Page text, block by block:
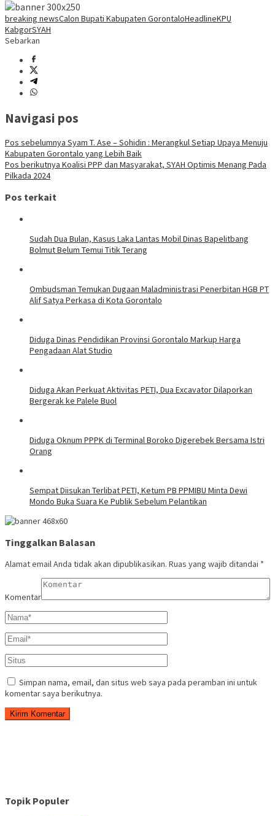
breaking newsCalon Bupati Kabupaten GorontaloHeadlineKPU
KabgorSYAH
Sebarkan
Navigasi pos
Pos sebelumnya Syam T. Ase – Sohidin : Merangkul Setiap Upaya Menuju
Kabupaten Gorontalo yang Lebih Baik
Pos berikutnya Koalisi PPP dan Masyarakat, SYAH Optimis Menang Pada
Pilkada 2024
Pos terkait
Sudah Dua Bulan, Kasus Laka Lantas Mobil Dinas Bapelitbang
Bolmut Belum Temui Titik Terang
Ombudsman Temukan Dugaan Maladministrasi Penerbitan HGB PT
Alif Satya Perkasa di Kota Gorontalo
Diduga Dinas Pendidikan Provinsi Gorontalo Markup Harga
Pengadaan Alat Studio
Diduga Akan Perkuat Aktivitas PETI, Dua Excavator Dilaporkan
Bergerak ke Palele Buol
Diduga Oknum PPPK di Terminal Boroko Digerebek Bersama Istri
Orang
Sempat Diisukan Terlibat PETI, Ketum PB PPMIBU Minta Dewi
Mondo Buka Suara Ke Publik Sebelum Pelantikan
Tinggalkan Balasan
Alamat email Anda tidak akan dipublikasikan. Ruas yang wajib ditandai *
Komentar
Simpan nama, email, dan situs web saya pada peramban ini untuk
komentar saya berikutnya.
Topik Populer